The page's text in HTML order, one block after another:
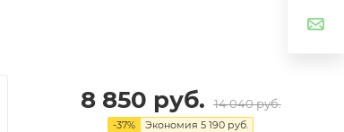
8 850 руб. 14 040руб.
-37% Экономия 5 190 руб.